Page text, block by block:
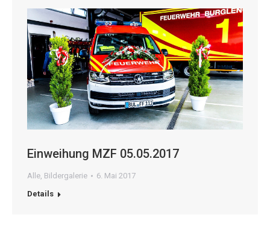
Einweihung MZF 05.05.2017
Alle, Bildergalerie
6. Mai 2017
Details